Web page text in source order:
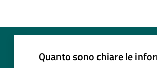
Quanto sono chiare le